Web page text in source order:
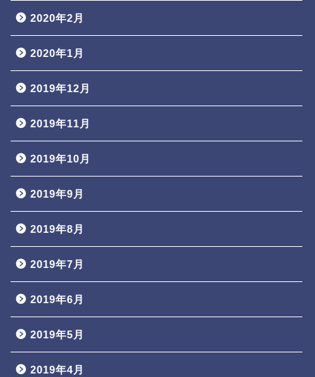
2020年2月
2020年1月
2019年12月
2019年11月
2019年10月
2019年9月
2019年8月
2019年7月
2019年6月
2019年5月
2019年4月